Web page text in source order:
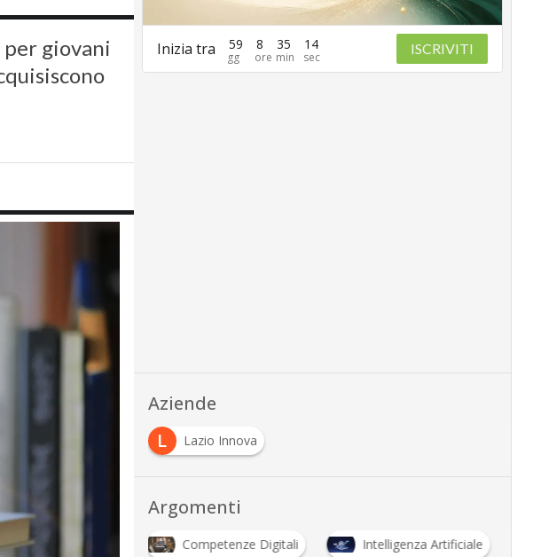
giovani
Inizia tra 59 8 35 13 ISCRIVITI
Aziende
L
Lazio Innova
Argomenti
Competenze Digitali Intelligenza Artificiale